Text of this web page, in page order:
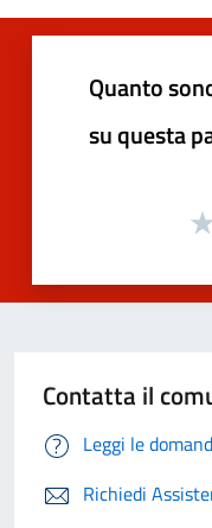
Quanto
su questa
Contatta il
Leggi le
Richiedi